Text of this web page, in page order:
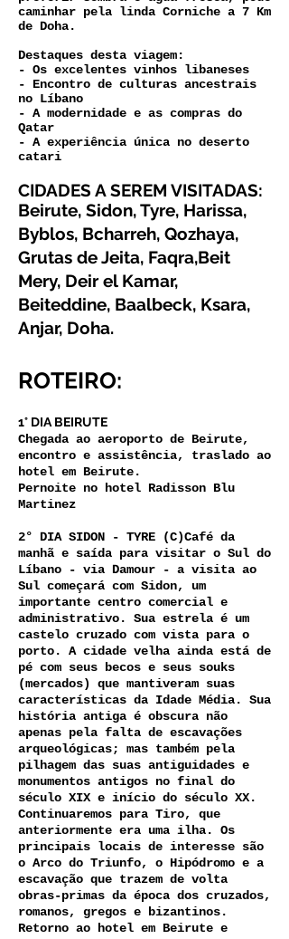
caminhar pela linda Corniche a 7 Km
de Doha.
Destaques desta viagem:
- Os excelentes vinhos libaneses
- Encontro de culturas ancestrais
no Líbano
- A modernidade e as compras do
Qatar
- A experiência única no deserto
catari
CIDADES A SEREM VISITADAS:
Beirute, Sidon, Tyre, Harissa,
Byblos, Bcharreh, Qozhaya,
Grutas de Jeita, Faqra,Beit
Mery, Deir el Kamar,
Beiteddine, Baalbeck, Ksara,
Anjar, Doha.
ROTEIRO:
1° DIA BEIRUTE
Chegada ao aeroporto de Beirute,
encontro e assistência, traslado ao
hotel em Beirute.
Pernoite no hotel Radisson Blu
Martinez
2° DIA SIDON - TYRE (C)Café da
manhã e saída para visitar o Sul do
Líbano - via Damour - a visita ao
Sul começará com Sidon, um
importante centro comercial e
administrativo. Sua estrela é um
castelo cruzado com vista para o
porto. A cidade velha ainda está de
pé com seus becos e seus souks
(mercados) que mantiveram suas
características da Idade Média. Sua
história antiga é obscura não
apenas pela falta de escavações
arqueológicas; mas também pela
pilhagem das suas antiguidades e
monumentos antigos no final do
século XIX e início do século XX.
Continuaremos para Tiro, que
anteriormente era uma ilha. Os
principais locais de interesse são
o Arco do Triunfo, o Hipódromo e a
escavação que trazem de volta
obras-primas da época dos cruzados,
romanos, gregos e bizantinos.
Retorno ao hotel em Beirute e